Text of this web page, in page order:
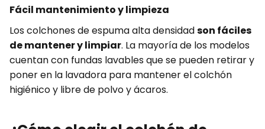
Fácil mantenimiento y limpieza
Los colchones de espuma alta densidadson fáciles
de mantener y limpiar. La mayoría de los modelos
cuentan con fundas lavables que se pueden retirar y
poner en la lavadora para mantener el colchón
higiénico y libre de polvo y ácaros.